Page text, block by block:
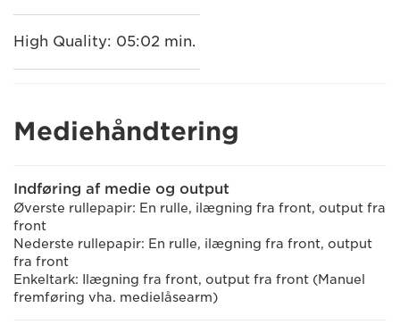
High Quality: 05:02 min.
Mediehåndtering
Indføring af medie og output
Øverste rullepapir: En rulle, ilægning fra front, output fra
front
Nederste rullepapir: En rulle, ilægning fra front, output
fra front
Enkeltark: Ilægning fra front, output fra front (Manuel
fremføring vha. medielåsearm)